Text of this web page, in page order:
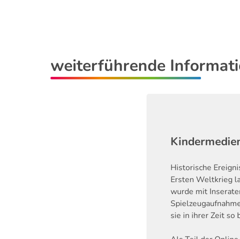
weiterführende
Historische
Ersten Weltkrieg
wurde mit
sie in ihrer Zeit so